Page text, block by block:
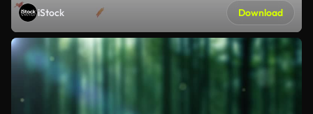
iStock Download